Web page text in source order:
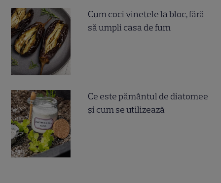
Cum coci vinetele la bloc, fără
să umpli casa de fum
Ce este pământul de diatomee
și cum se utilizează